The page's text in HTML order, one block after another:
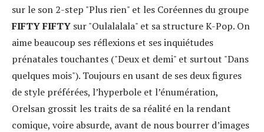
sur le son 2-step "Plus rien" et les Coréennes du groupe
FIFTY FIFTY sur "Oulalalala" et sa structure K-Pop. On
aime beaucoup ses réflexions et ses inquiétudes
prénatales touchantes ("Deux et demi" et surtout "Dans
quelques mois"). Toujours en usant de ses deux figures
de style préférées, l’hyperbole et l’énumération,
Orelsan grossit les traits de sa réalité en la rendant
comique, voire absurde, avant de nous bourrer d’images